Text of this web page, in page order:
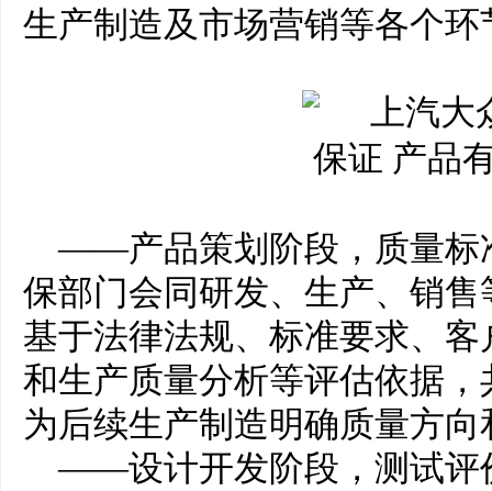
生产制造及市场营销等各个环
——产品策划阶段，质量标
保部门会同研发、生产、销
基于法律法规、标准要求、
和生产质量分析等评估依据
为后续生产制造明确质量方向
——设计开发阶段，测试评